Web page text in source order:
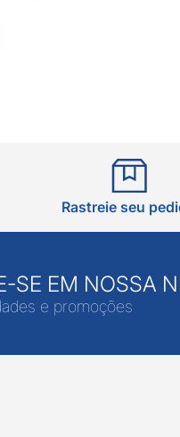
Rastreie seu
SE EM NOSSA
e promoções